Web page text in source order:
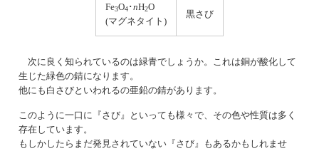
Fe3O4･nH2O
(マグネタイト)
黒さび
次に良く知られているのは緑青でしょうか。これは銅が酸化して
生じた緑色の錆になります。
他にも白さびといわれるの亜鉛の錆があります。
このように一口に『さび』といっても様々で、その色や性質は多く
存在しています。
もしかしたらまだ発見されていない『さび』もあるかもしれませ